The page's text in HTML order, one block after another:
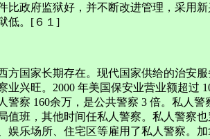
比政府监狱好，并不断改进管理，采用
低。[６１]
方国家长期存在。现代国家供给的治安
业兴旺。2000 年美国保安业营业额超过
警察 160余万，是公共警察 3 倍。私人
班，其他时间任私人警察。私人警察
娱乐场所、住宅区等雇用了私人警察。